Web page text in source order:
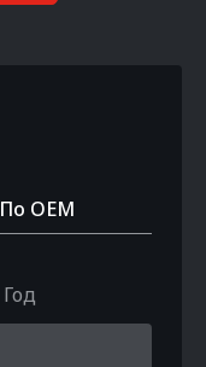
По OEM
Год